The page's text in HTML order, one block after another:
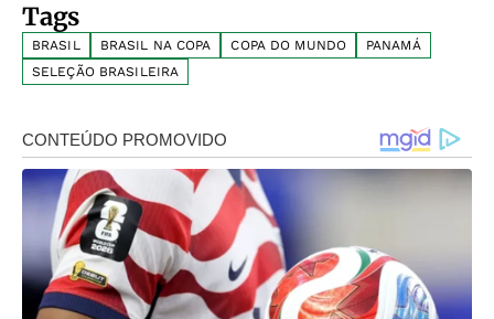
Tags
BRASIL BRASIL NA COPA COPA DO MUNDO
PANAMÁ
SELEÇÃO BRASILEIRA